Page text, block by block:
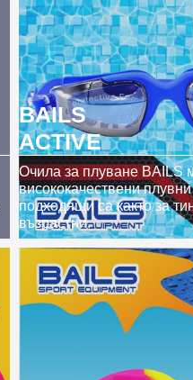
BAILS
ACTIVE
Очила за плуване BAILS
висококачествени
подходящи са както за
възрастни.